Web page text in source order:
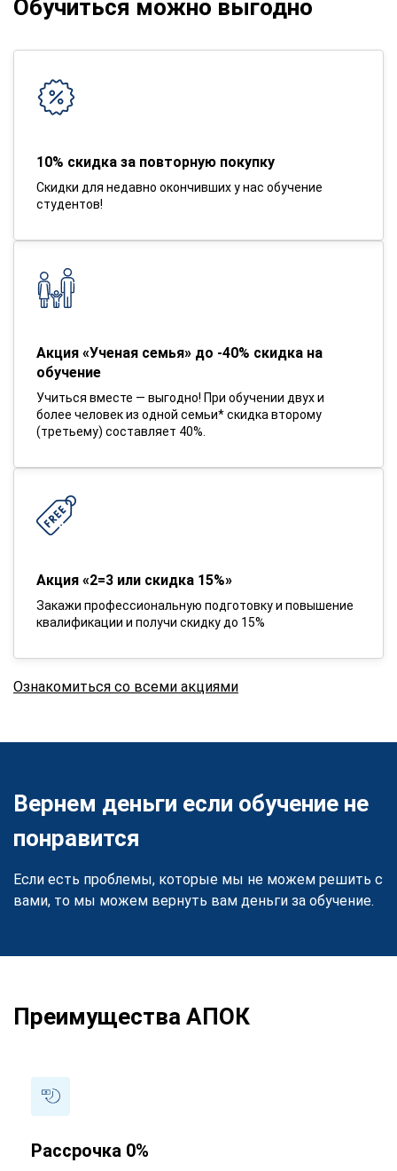
Обучиться можно выгодно
10% скидка за повторную покупку
Скидки для недавно окончивших у нас обучение
студентов!
Акция «Ученая семья» до -40% скидка на
обучение
Учиться вместе — выгодно! При обучении двух и
более человек из одной семьи* скидка второму
(третьему) составляет 40%.
Акция «2=3 или скидка 15%»
Закажи профессиональную подготовку и повышение
квалификации и получи скидку до 15%
Ознакомиться со всеми акциями
Вернем деньги если обучение не
понравится
Если есть проблемы, которые мы не можем решить с
вами, то мы можем вернуть вам деньги за обучение.
Преимущества АПОК
Рассрочка 0%